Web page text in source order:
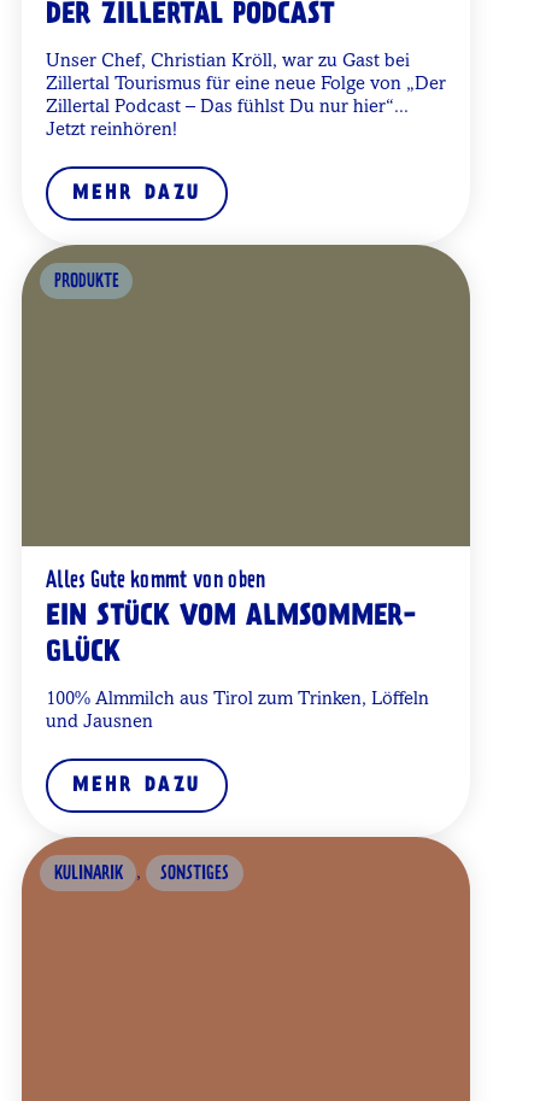
DER ZILLERTAL PODCAST
Unser Chef, Christian Kröll, war zu Gast bei
Zillertal Tourismus für eine neue Folge von „Der
Zillertal Podcast – Das fühlst Du nur hier“...
Jetzt reinhören!
MEHR DAZU
PRODUKTE
Alles Gute kommt von oben
EIN STÜCK VOM ALMSOMMER-
GLÜCK
100% Almmilch aus Tirol zum Trinken, Löffeln
und Jausnen
MEHR DAZU
KULINARIK , SONSTIGES